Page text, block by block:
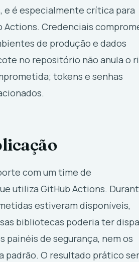
e é especialmente crítica para
Actions. Credenciais
de produção e dados
no repositório não anula o
tokens e senhas
com um time de
utiliza GitHub Actions.
estiveram disponíveis,
bibliotecas poderia ter
painéis de segurança, nem os
padrão. O resultado prático